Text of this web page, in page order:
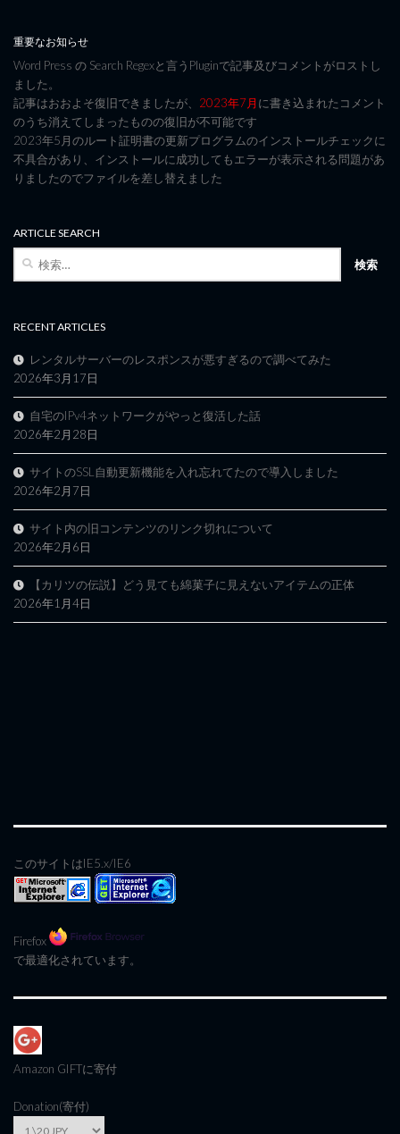
重要なお知らせ
Word Press の Search Regexと言うPluginで記事及びコメントがロストし
ました。
記事はおおよそ復旧できましたが、 2023年7月に書き込まれたコメント
のうち消えてしまったものの復旧が不可能です
2023年5月のルート証明書の更新プログラムのインストールチェックに
不具合があり、インストールに成功してもエラーが表示される問題があ
りましたのでファイルを差し替えました
ARTICLE SEARCH
検
RECENT ARTICLES
レンタルサーバーのレスポンスが悪すぎるので調べてみた
2026年3月17日
自宅のIPv4ネットワークがやっと復活した話
2026年2月28日
サイトのSSL自動更新機能を入れ忘れてたので導入しました
2026年2月7日
サイト内の旧コンテンツのリンク切れについて
2026年2月6日
【カリツの伝説】どう見ても綿菓子に見えないアイテムの正体
2026年1月4日
このサイトはIE5.x/IE6
Firefox
で最適化されています。
Amazon GIFTに寄付
Donation(寄付)